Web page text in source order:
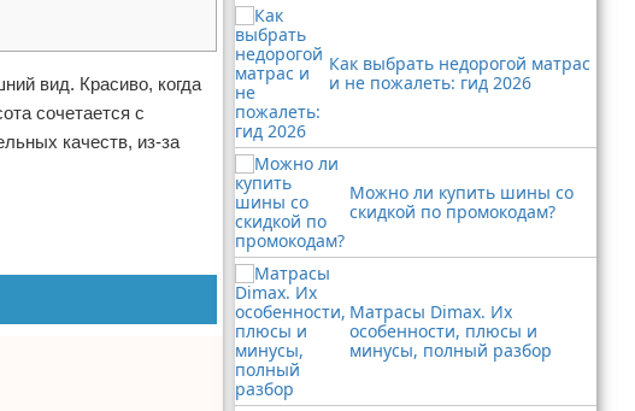
вид. Красиво, когда
сочетается с
качеств, из-за
Как выбрать недорогой матрас
и не пожалеть: гид 2026
Можно ли купить шины со
скидкой по промокодам?
Матрасы Dimax. Их
особенности, плюсы и
минусы, полный разбор